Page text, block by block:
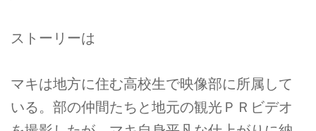
ストーリーは
マキは地方に住む高校生で映像部に所属して
いる。部の仲間たちと地元の観光ＰＲビデオ